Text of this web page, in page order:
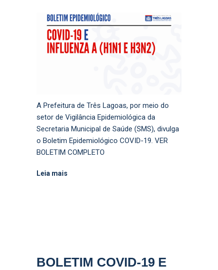
A Prefeitura de Três Lagoas, por meio do
setor de Vigilância Epidemiológica da
Secretaria Municipal de Saúde (SMS), divulga
o Boletim Epidemiológico COVID-19. VER
BOLETIM COMPLETO
Leia mais
BOLETIM COVID-19 E